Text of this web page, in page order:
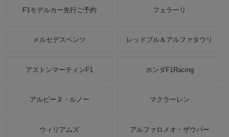
F1モデルカー先行ご予約 フェラーリ
メルセデスベンツ レッドブル＆アルファタウリ
アストンマーティンF1 ホンダF1Racing
アルピーヌ・ルノー マクラーレン
ウィリアムズ アルファロメオ・ザウバー